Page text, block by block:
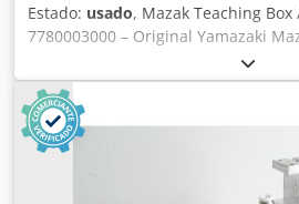
Estado: usado, Mazak Teaching
7780003000 – Original Yamazaki
un panel de control Mazak Teaching
original, con el número de pieza
Yamazaki Mazak Corporation. El
manual se encuentra en perfecto
funcionamiento y opera
presenta únicamente las típicas
relacionadas con el paso del tiempo